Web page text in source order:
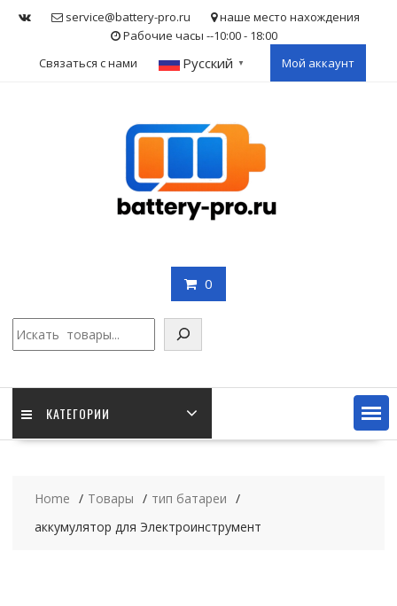
service@battery-pro.ru
наше место нахождения
Рабочие часы --10:00 - 18:00
Связаться с нами
Русский ▼ Мой аккаунт
0
КАТЕГОРИИ
Home Товары
тип батареи
аккумулятор для Электроинструмент